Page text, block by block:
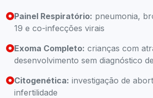
Painel Respiratório: pneumonia,
19 e co-infecções virais
Exoma Completo: crianças com
desenvolvimento sem diagnóstico
Citogenética: investigação de
infertilidade